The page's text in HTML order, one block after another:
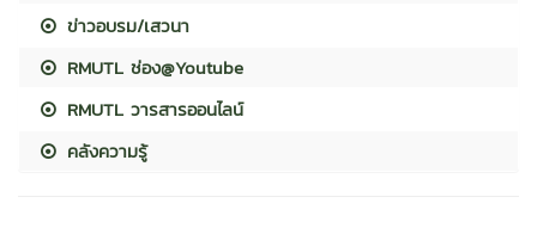
ข่าวอบรม/เสวนา
RMUTL ช่อง@Youtube
RMUTL วารสารออนไลน์
คลังความรู้